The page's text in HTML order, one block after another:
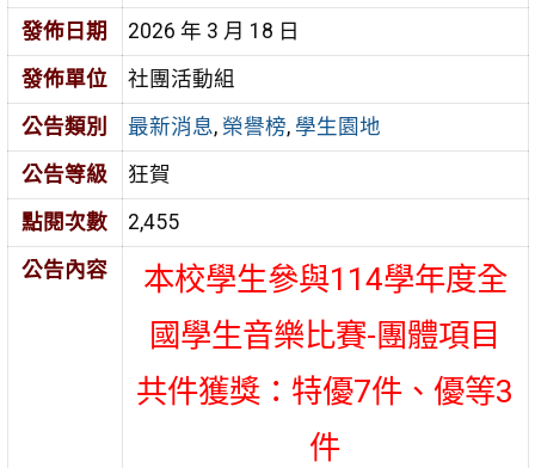
發佈日期
2026 年 3 月 18 日
發佈單位
社團活動組
公告類別
最新消息, 榮譽榜, 學生園地
公告等級
狂賀
點閱次數
2,455
公告內容
本校學生參與114學年度全
國學生音樂比賽-團體項目
共件獲獎：特優7件、優等3
件